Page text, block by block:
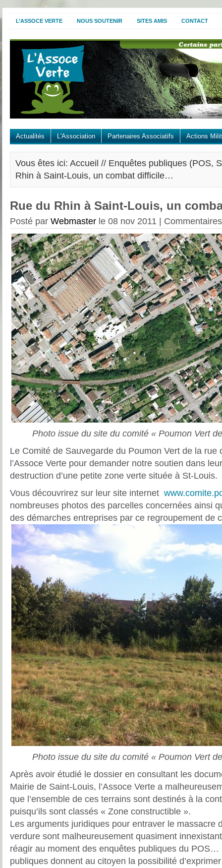
L’ASSOCE VERTE NOUS SOUTENIR SITES AMIS CONTACT
Actualités L'Association Partenaires Associatifs Actions
Vous êtes ici: Accueil // Enquêtes publiques (POS,
Rhin à Saint-Louis, un combat difficile…
Rue du Rhin à Saint-Louis, un
Posté par Webmaster le 08 nov 2011 |
Photo issue du site du comité « Poumon Vert
Le Comité de Sauvegarde du Poumon Vert de la rue
l’Assoce Verte pour demander notre soutien dans
destruction d’une petite zone verte située à St-Louis.
Vous découvrirez sur leur site internet
nombreuses photos des parcelles concernées ainsi
des démarches entreprises par ce regroupement de
Photo issue du site du comité « Poumon Vert
Après avoir étudié le dossier en consultant les
Mairie de Saint-Louis, l’Assoce Verte a
que l’ensemble de ces terrains sont destinés à la
puisqu’ils sont classés « Zone constructible ».
Les arguments juridiques pour entraver le massacre
verdure sont malheureusement quasiment
réagir au moment des enquêtes publiques du POS…
publiques donnent au citoyen la possibilité